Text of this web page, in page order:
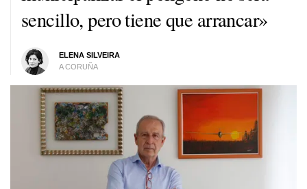
sencillo, pero tiene que arrancar»
ELENA SILVEIRA
A CORUÑA